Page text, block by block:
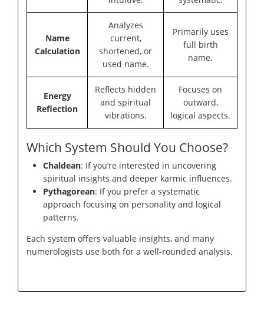
Name
Calculation
Analyzes
current,
shortened, or
used name.
Primarily uses
full birth
name.
Energy
Reflection
Reflects hidden
and spiritual
vibrations.
Focuses on
outward,
logical aspects.
Which System Should You Choose?
Chaldean: If you’re interested in uncovering
spiritual insights and deeper karmic influences.
Pythagorean: If you prefer a systematic
approach focusing on personality and logical
patterns.
Each system offers valuable insights, and many
numerologists use both for a well-rounded analysis.